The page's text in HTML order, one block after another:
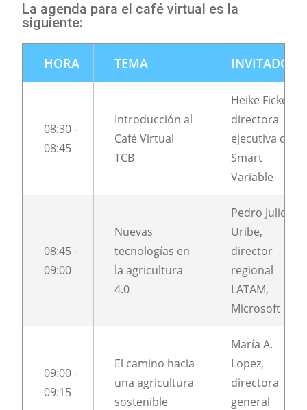
La agenda para el café virtual es la
siguiente:
HORA TEMA INVITADO
08:30 -
08:45
Introducción al
Café Virtual
TCB
Heike Fickel,
directora
ejecutiva de
Smart
Variable
08:45 -
09:00
Nuevas
tecnologías en
la agricultura
4.0
Pedro Julio
Uribe,
director
regional
LATAM,
Microsoft
09:00 -
09:15
El camino hacia
una agricultura
sostenible
María A.
Lopez,
directora
general